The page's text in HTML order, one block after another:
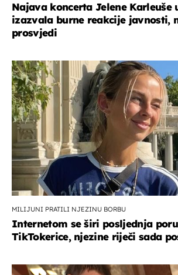
Najava koncerta Jelene Karleuše
izazvala burne reakcije javnosti,
prosvjedi
MILIJUNI PRATILI NJEZINU BORBU
Internetom se širi posljednja
TikTokerice, njezine riječi sada